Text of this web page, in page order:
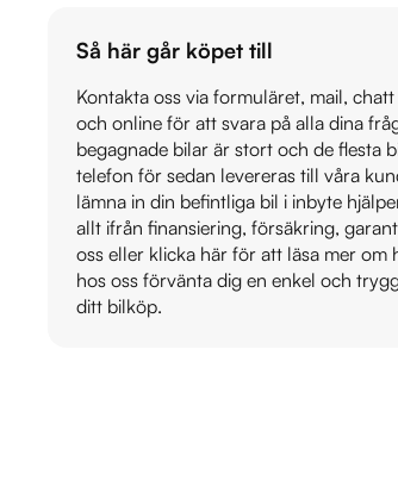
Så här går köpet till
Kontakta oss via formuläret, mail,
och online för att svara på alla dina
begagnade bilar är stort och de flesta
telefon för sedan levereras till våra
lämna in din befintliga bil i inbyte
allt ifrån finansiering, försäkring,
oss eller klicka här för att läsa mer
hos oss förvänta dig en enkel och
ditt bilköp.